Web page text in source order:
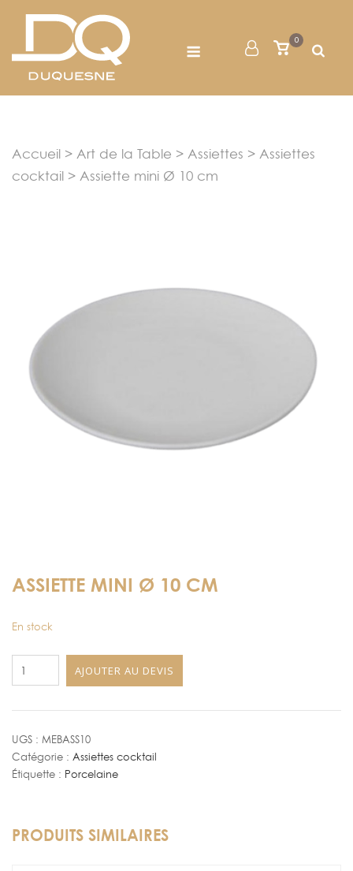
content
Mon
Voir
0
Accueil > Art de la Table > Assiettes > Assiettes
cocktail > Assiette mini Ø 10 cm
ASSIETTE MINI Ø 10 CM
En stock
de
Ø
10
cm
AJOUTER AU DEVIS
UGS : MEBASS10
Catégorie : Assiettes cocktail
Étiquette : Porcelaine
PRODUITS SIMILAIRES